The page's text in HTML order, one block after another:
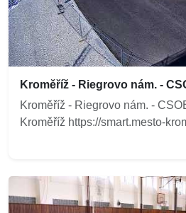
Kroměříž - Riegrovo nám. -
Kroměříž - Riegrovo nám. -
Kroměříž https://smart.mesto-